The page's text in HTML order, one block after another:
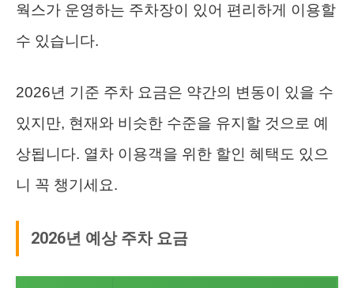
웍스가 운영하는 주차장이 있어 편리하게 이용할
수 있습니다.
2026년 기준 주차 요금은 약간의 변동이 있을 수
있지만, 현재와 비슷한 수준을 유지할 것으로 예
상됩니다. 열차 이용객을 위한 할인 혜택도 있으
니 꼭 챙기세요.
2026년 예상 주차 요금